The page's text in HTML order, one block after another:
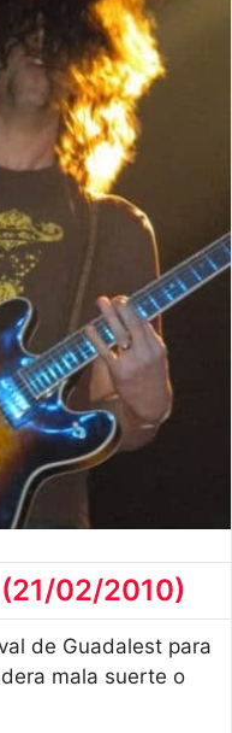
02/2010)
de Guadalest para
mala suerte o